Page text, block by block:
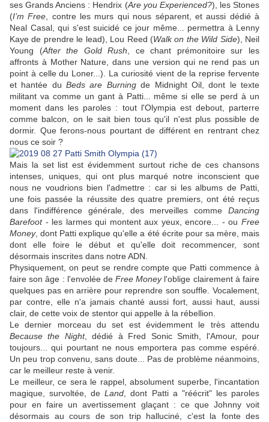
ses Grands Anciens : Hendrix (Are you Experienced?), les Stones
(I’m Free , contre les murs qui nous séparent, et aussi dédié à
Neal Casal, qui s'est suicidé ce jour même... permettra à Lenny
Kaye de prendre le lead), Lou Reed (Walk on the Wild Side), Neil
Young (After the Gold Rush , ce chant prémonitoire sur les
affronts à Mother Nature, dans une version qui ne rend pas un
point à celle du Loner...). La curiosité vient de la reprise fervente
et hantée duBeds are Burningde Midnight Oil, dont le texte
militant va comme un gant à Patti... même si elle se perd à un
moment dans les paroles : tout l'Olympia est debout, parterre
comme balcon, on le sait bien tous qu'il n'est plus possible de
dormir. Que ferons-nous pourtant de différent en rentrant chez
nous ce soir ?
Mais la set list est évidemment surtout riche de ces chansons
intenses, uniques, qui ont plus marqué notre inconscient que
nous ne voudrions bien l'admettre : car si les albums de Patti,
une fois passée la réussite des quatre premiers, ont été reçus
dans l'indifférence générale, des merveilles comme Dancing
Barefoot- les larmes qui montent aux yeux, encore... - ou Free
Money, dont Patti explique qu'elle a été écrite pour sa mère, mais
dont elle foire le début et qu'elle doit recommencer, sont
désormais inscrites dans notre ADN.
Physiquement, on peut se rendre compte que Patti commence à
faire son âge : l'envolée deFree Moneyl'oblige clairement à faire
quelques pas en arrière pour reprendre son souffle. Vocalement,
par contre, elle n'a jamais chanté aussi fort, aussi haut, aussi
clair, de cette voix de stentor qui appelle à la rébellion.
Le dernier morceau du set est évidemment le très attendu
Because the Night, dédié à Fred Sonic Smith, l'Amour, pour
toujours... qui pourtant ne nous emportera pas comme espéré.
Un peu trop convenu, sans doute... Pas de problème néanmoins,
car le meilleur reste à venir.
Le meilleur, ce sera le rappel, absolument superbe, l'incantation
magique, survoltée, deLand , dont Patti a "réécrit" les paroles
pour en faire un avertissement glaçant : ce que Johnny voit
désormais au cours de son trip halluciné, c'est la fonte des